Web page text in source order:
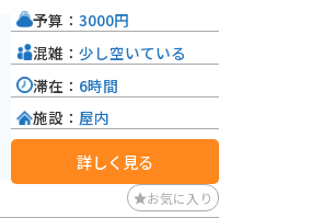
予算： 3000円
混雑： 少し空いている
滞在： 6時間
施設： 屋内
詳しく見る
お気に入り